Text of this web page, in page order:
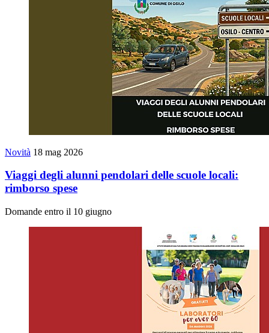
Novità 18 mag 2026
Viaggi degli alunni pendolari delle scuole locali:
rimborso spese
Domande entro il 10 giugno